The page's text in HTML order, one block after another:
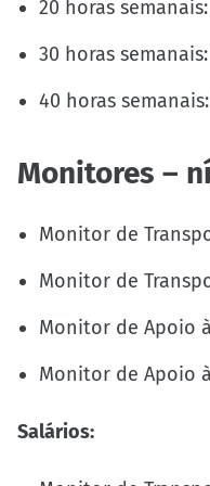
20 horas semanais:
30 horas semanais:
40 horas semanais:
Monitores –
Monitor de
Monitor de
Monitor de Apoio
Monitor de Apoio
Salários: